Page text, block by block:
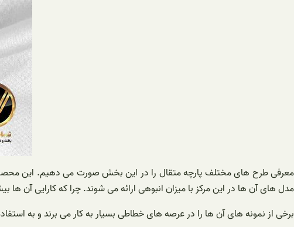
معرفی طرح های مختلف پارچه متقال را در این بخش صورت می دهیم. این
مدل های آن ها در این مرکز با میزان انبوهی ارائه می شوند. چرا که کارایی آن
برخی از نمونه های آن ها را در عرصه های خطاطی بسیار به کار می برند و به استفاده